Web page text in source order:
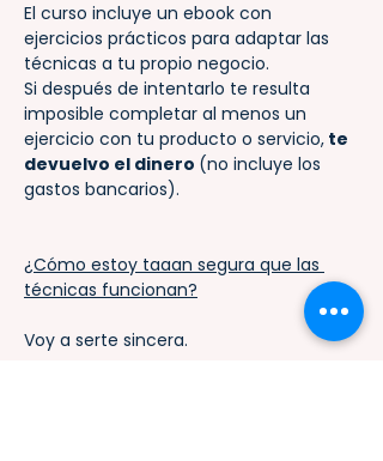
El curso incluye un ebook con
ejercicios prácticos para adaptar las
técnicas a tu propio negocio.
Si después de intentarlo te resulta
imposible completar al menos un
ejercicio con tu producto o servicio, te
devuelvo el dinero (no incluye los
gastos bancarios).
¿Cómo estoy taaan segura que las
técnicas funcionan?
Voy a serte sincera.